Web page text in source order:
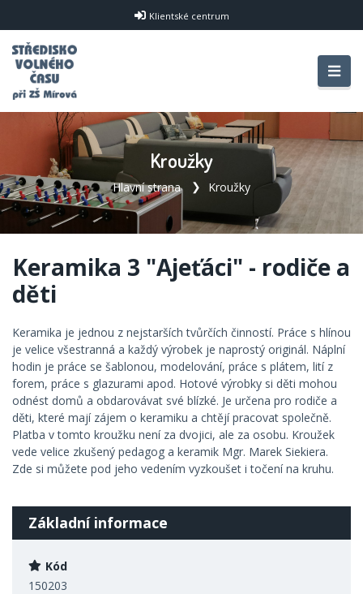
Klientské centrum
Kroužky
Hlavní strana Kroužky
Keramika 3 "Ajeťáci" - rodiče a
děti
Keramika je jednou z nejstarších tvůrčích činností. Práce s hlínou
je velice všestranná a každý výrobek je naprostý originál. Náplní
hodin je práce se šablonou, modelování, práce s plátem, lití z
forem, práce s glazurami apod. Hotové výrobky si děti mohou
odnést domů a obdarovávat své blízké. Je určena pro rodiče a
děti, které mají zájem o keramiku a chtějí pracovat společně.
Platba v tomto kroužku není za dvojici, ale za osobu. Kroužek
vede velice zkušený pedagog a keramik Mgr. Marek Siekiera.
Zde si můžete pod jeho vedením vyzkoušet i točení na kruhu.
Základní informace
Kód
150203